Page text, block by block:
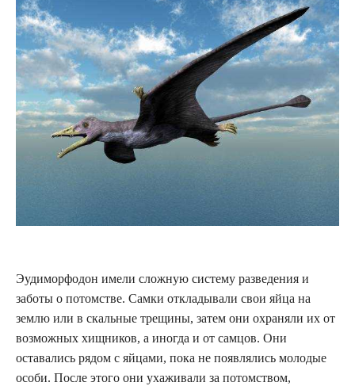
Эудиморфодон имели сложную систему разведения и
заботы о потомстве. Самки откладывали свои яйца на
землю или в скальные трещины, затем они охраняли их от
возможных хищников, а иногда и от самцов. Они
оставались рядом с яйцами, пока не появлялись молодые
особи. После этого они ухаживали за потомством,